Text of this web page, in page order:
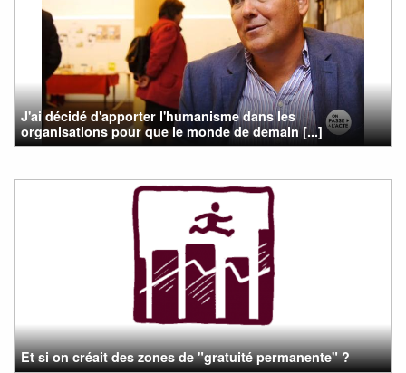
J'ai décidé d'apporter l'humanisme dans les
organisations pour que le monde de demain [...]
Et si on créait des zones de "gratuité permanente" ?